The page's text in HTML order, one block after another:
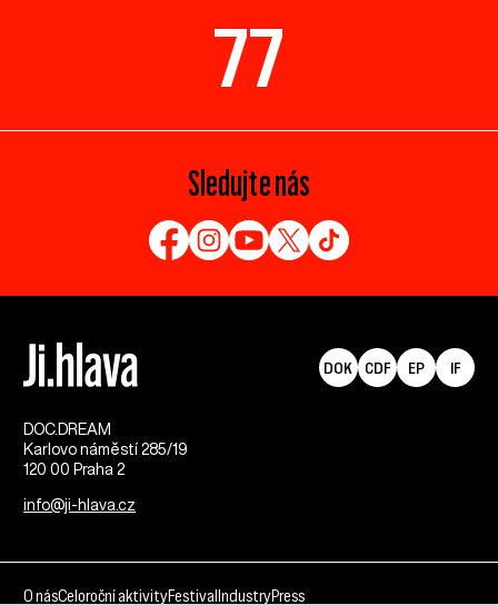
77
Sledujte nás
DOC.DREAM​
Karlovo náměstí 285/19
120 00 Praha 2
info@ji-hlava.cz
DOK CDF EP IF
O násCeloroční aktivityFestival IndustryPress